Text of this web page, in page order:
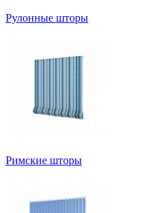
Рулонные шторы
Римские шторы